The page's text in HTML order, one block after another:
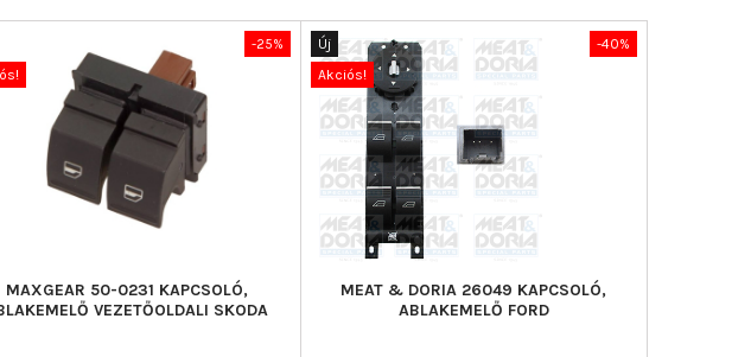
-25%
MAXGEAR 50-0231 KAPCSOLÓ,
VEZETŐOLDALI SKODA
-40%
Új
Akciós!
MEAT & DORIA 26049 KAPCSOLÓ,
ABLAKEMELŐ FORD